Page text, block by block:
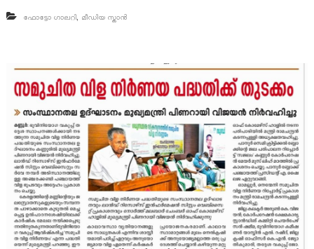
ഫോട്ടോ ഗാലറി, മീഡിയ സ്കാൻ